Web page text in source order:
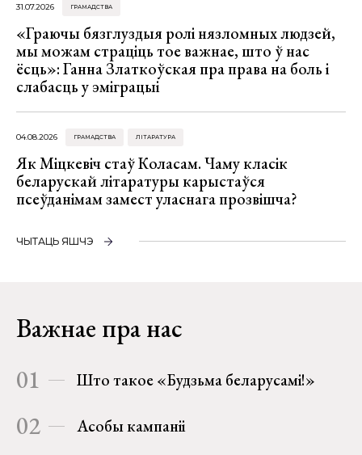
31.07.2026 ГРАМАДСТВА
«Граючы бязглуздыя ролі нязломных людзей,
мы можам страціць тое важнае, што ў нас
ёсць»: Ганна Златкоўская пра права на боль і
слабасць у эміграцыі
04.08.2026 ГРАМАДСТВА ЛІТАРАТУРА
Як Міцкевіч стаў Коласам. Чаму класік
беларускай літаратуры карыстаўся
псеўданімам замест уласнага прозвішча?
ЧЫТАЦЬ ЯШЧЭ
Важнае пра нас
01 Што такое «Будзьма беларусамі!»
02 Асобы кампаніі